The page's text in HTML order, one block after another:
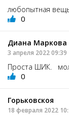
любопытная
0
Диана Маркова
3 апреля 2022 09:39
Проста ШИК.
0
Горьковскоя
18 февраля 2022